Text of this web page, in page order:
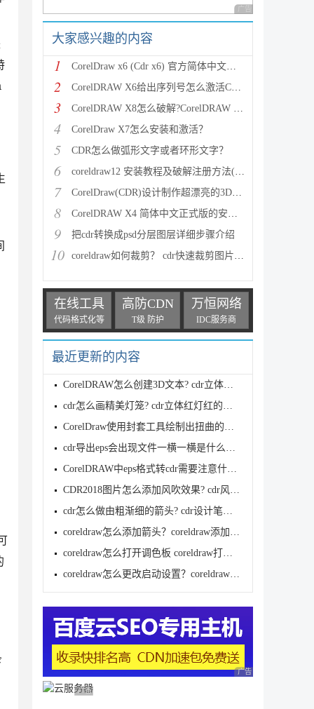
广告 商业广告，理性
大家感兴趣的内容
1 CorelDraw x6 (Cdr x6) 官方简体中文破解版（32位）安
2 CorelDRAW X6给出序列号怎么激活Corelkey？
3 CorelDRAW X8怎么破解?CorelDRAW X8安装破解图文教程
4 CorelDraw X7怎么安装和激活？
5 CDR怎么做弧形文字或者环形文字？
6 coreldraw12 安装教程及破解注册方法(附中文版注册码
7 CorelDraw(CDR)设计制作超漂亮的3D立体字效果实例教程
8 CorelDRAW X4 简体中文正式版的安装步骤(图文教程)
9 把cdr转换成psd分层图层详细步骤介绍
10 coreldraw如何裁剪？ cdr快速裁剪图片的三种方法
在线工具
代码格式化等
高防CDN
T级 防护
万恒网络
IDC服务商
最近更新的内容
CorelDRAW怎么创建3D文本? cdr立体字效果制作方法
cdr怎么画精美灯笼? cdr立体红灯红的画法
CorelDraw使用封套工具绘制出扭曲的胶卷效果教程
cdr导出eps会出现文件一横一横是什么原因? cdr导出eps
CorelDRAW中eps格式转cdr需要注意什么?
CDR2018图片怎么添加风吹效果? cdr风吹效果的实现方法
cdr怎么做由粗渐细的箭头? cdr设计笔形箭头图形的技巧
coreldraw怎么添加箭头？coreldraw添加箭头方法
coreldraw怎么打开调色板 coreldraw打开调色板方法
coreldraw怎么更改启动设置？coreldraw更改启动设置方
广告 商业广告，理性
广告 商业广告，理性选择